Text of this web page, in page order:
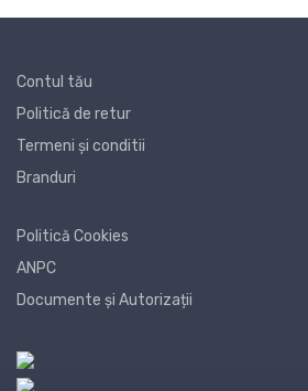
Contul tău
Politică de retur
Termeni și conditii
Branduri
Politică Cookies
ANPC
Documente și Autorizații